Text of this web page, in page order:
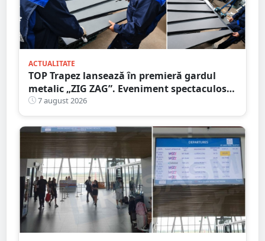
ACTUALITATE
TOP Trapez lansează în premieră gardul
metalic „ZIG ZAG”. Eveniment spectaculos
în Grădina Romei
7 august 2026